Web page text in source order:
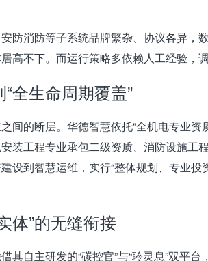
防消防等子系统品牌繁杂、协议各异，
不下。而运行策略多依赖人工经验，
全生命周期覆盖”
间的断层。华德智慧依托“全机电专业
装工程专业承包二级资质、消防设施
设到智慧运维，实行“整体规划、专业
体”的无缝衔接
自主研发的“碳控官”与“聆灵息”双平